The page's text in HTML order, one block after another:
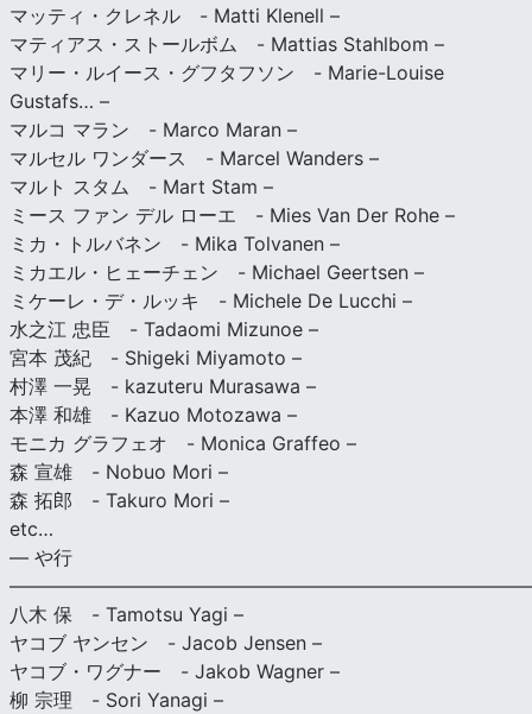
マッティ・クレネル - Matti Klenell –
マティアス・ストールボム - Mattias Stahlbom –
マリー・ルイース・グフタフソン - Marie-Louise
Gustafs… –
マルコ マラン - Marco Maran –
マルセル ワンダース - Marcel Wanders –
マルト スタム - Mart Stam –
ミース ファン デル ローエ - Mies Van Der Rohe –
ミカ・トルバネン - Mika Tolvanen –
ミカエル・ヒェーチェン - Michael Geertsen –
ミケーレ・デ・ルッキ - Michele De Lucchi –
水之江 忠臣 - Tadaomi Mizunoe –
宮本 茂紀 - Shigeki Miyamoto –
村澤 一晃 - kazuteru Murasawa –
本澤 和雄 - Kazuo Motozawa –
モニカ グラフェオ - Monica Graffeo –
森 宣雄 - Nobuo Mori –
森 拓郎 - Takuro Mori –
etc…
— や行
八木 保 - Tamotsu Yagi –
ヤコブ ヤンセン - Jacob Jensen –
ヤコブ・ワグナー - Jakob Wagner –
柳 宗理 - Sori Yanagi –